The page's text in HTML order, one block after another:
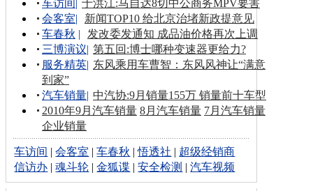
车访间
于洪江:马自达8切中公商务MPV要害
会客室|
新闻TOP10 给北京治堵新政提意见
车春秋 |
发改委发通知 成品油价格再次上调
三博演议| 第五回:博士哪种变速器更给力?
服务精英| 东风乘用车曹智：东风风神让“满意
到家”
汽车销量| 中汽协:9月销量155万 销量前十车型
2010年9月汽车销量 8月汽车销量 7月汽车销量
企业销量
车访间 |会客室 |车春秋 |悟透社 | 超级经销商
信访办 |魂斗轮 |金狐谍 |安全检测 |汽车视频